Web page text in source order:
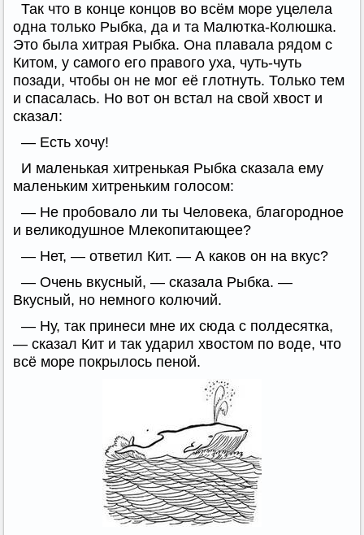
Так что в конце концов во всём море уцелела
одна только Рыбка, да и та Малютка-Колюшка.
Это была хитрая Рыбка. Она плавала рядом с
Китом, у самого его правого уха, чуть-чуть
позади, чтобы он не мог её глотнуть. Только тем
и спасалась. Но вот он встал на свой хвост и
сказал:
— Есть хочу!
И маленькая хитренькая Рыбка сказала ему
маленьким хитреньким голосом:
— Не пробовало ли ты Человека, благородное
и великодушное Млекопитающее?
— Нет, — ответил Кит. — А каков он на вкус?
— Очень вкусный, — сказала Рыбка. —
Вкусный, но немного колючий.
— Ну, так принеси мне их сюда с полдесятка,
— сказал Кит и так ударил хвостом по воде, что
всё море покрылось пеной.